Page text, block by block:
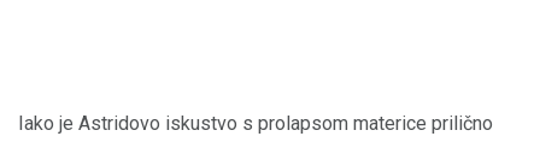
Iako je Astridovo iskustvo s prolapsom materice prilično